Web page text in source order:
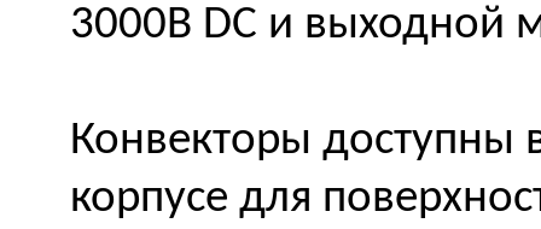
3000В DC и выходной
Конвекторы доступны
корпусе для